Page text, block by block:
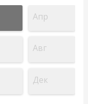
Апр
Авг
Дек